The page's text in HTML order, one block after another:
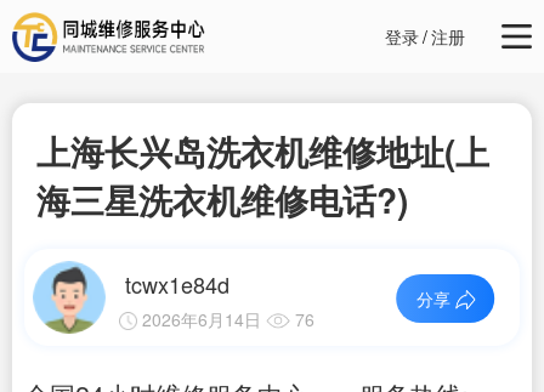
登录/注册
上海长兴岛洗衣机维修地址(上
海三星洗衣机维修电话?)
tcwx1e84d
2026年6月14日 76
分享